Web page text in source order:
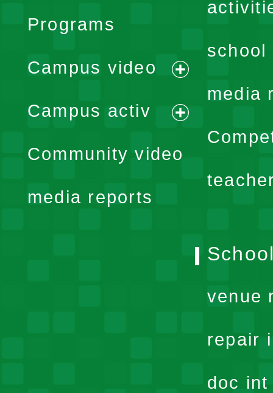
school
media
Programs
Campus video
expand
menu
Campus activ
expand
Community video
media reports
venue
repair
doc